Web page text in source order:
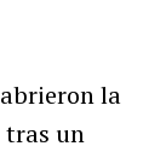
la
tras un